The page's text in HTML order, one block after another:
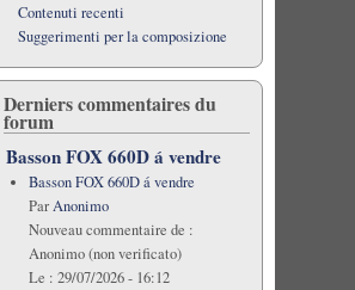
Contenuti recenti
Suggerimenti per la composizione
Derniers commentaires du
forum
Basson FOX 660D á vendre
Basson FOX 660D á vendre
ParAnonimo
Nouveau commentaire de :
Anonimo (non verificato)
Le : 29/07/2026 - 16:12